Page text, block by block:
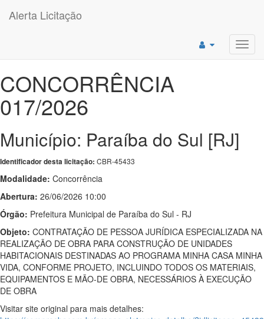
Alerta Licitação
CONCORRÊNCIA
017/2026
Município: Paraíba do Sul [RJ]
Identificador desta licitação: CBR-45433
Modalidade: Concorrência
Abertura: 26/06/2026 10:00
Órgão: Prefeitura Municipal de Paraíba do Sul - RJ
Objeto: CONTRATAÇÃO DE PESSOA JURÍDICA ESPECIALIZADA NA
REALIZAÇÃO DE OBRA PARA CONSTRUÇÃO DE UNIDADES
HABITACIONAIS DESTINADAS AO PROGRAMA MINHA CASA MINHA
VIDA, CONFORME PROJETO, INCLUINDO TODOS OS MATERIAIS,
EQUIPAMENTOS E MÃO-DE OBRA, NECESSÁRIOS À EXECUÇÃO
DE OBRA
Visitar site original para mais detalhes: